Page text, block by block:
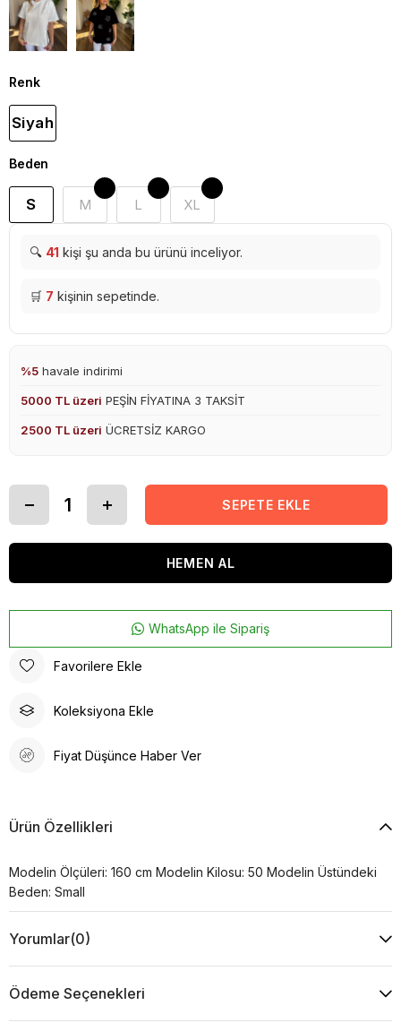
Renk
Siyah
Beden
S M L XL
🔍 41 kişi şu anda bu ürünü inceliyor.
🛒 7 kişinin sepetinde.
%5 havale indirimi
5000 TL üzeri PEŞİN FİYATINA 3 TAKSİT
2500 TL üzeri ÜCRETSİZ KARGO
WhatsApp ile Sipariş
Favorilere Ekle
Koleksiyona Ekle
Fiyat Düşünce Haber Ver
Ürün Özellikleri
Modelin Ölçüleri: 160 cm Modelin Kilosu: 50 Modelin Üstündeki
Beden: Small
Yorumlar(0)
Ödeme Seçenekleri